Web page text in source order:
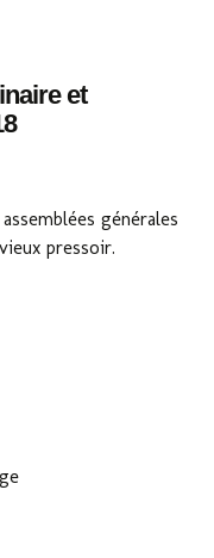
et
générales
pressoir.